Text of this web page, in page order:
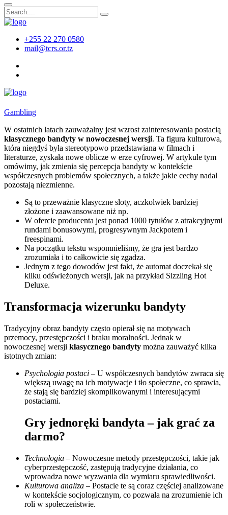
+255 22 270 0580
mail@tcrs.or.tz
Gambling
W ostatnich latach zauważalny jest wzrost zainteresowania postacią
klasycznego bandyty w nowoczesnej wersji. Ta figura kulturowa,
która niegdyś była stereotypowo przedstawiana w filmach i
literaturze, zyskała nowe oblicze w erze cyfrowej. W artykule tym
omówimy, jak zmienia się percepcja bandyty w kontekście
współczesnych problemów społecznych, a także jakie cechy nadal
pozostają niezmienne.
Są to przeważnie klasyczne sloty, aczkolwiek bardziej
złożone i zaawansowane niż np.
W ofercie producenta jest ponad 1000 tytułów z atrakcyjnymi
rundami bonusowymi, progresywnym Jackpotem i
freespinami.
Na początku tekstu wspomnieliśmy, że gra jest bardzo
zrozumiała i to całkowicie się zgadza.
Jednym z tego dowodów jest fakt, że automat doczekał się
kilku odświeżonych wersji, jak na przykład Sizzling Hot
Deluxe.
Transformacja wizerunku bandyty
Tradycyjny obraz bandyty często opierał się na motywach
przemocy, przestępczości i braku moralności. Jednak w
nowoczesnej wersji klasycznego bandyty można zauważyć kilka
istotnych zmian:
Psychologia postaci – U współczesnych bandytów zwraca się
większą uwagę na ich motywacje i tło społeczne, co sprawia,
że stają się bardziej skomplikowanymi i interesującymi
postaciami.
Gry jednoręki bandyta – jak grać za
darmo?
Technologia – Nowoczesne metody przestępczości, takie jak
cyberprzestępczość, zastępują tradycyjne działania, co
wprowadza nowe wyzwania dla wymiaru sprawiedliwości.
Kulturowa analiza – Postacie te są coraz częściej analizowane
w kontekście socjologicznym, co pozwala na zrozumienie ich
roli w społeczeństwie.